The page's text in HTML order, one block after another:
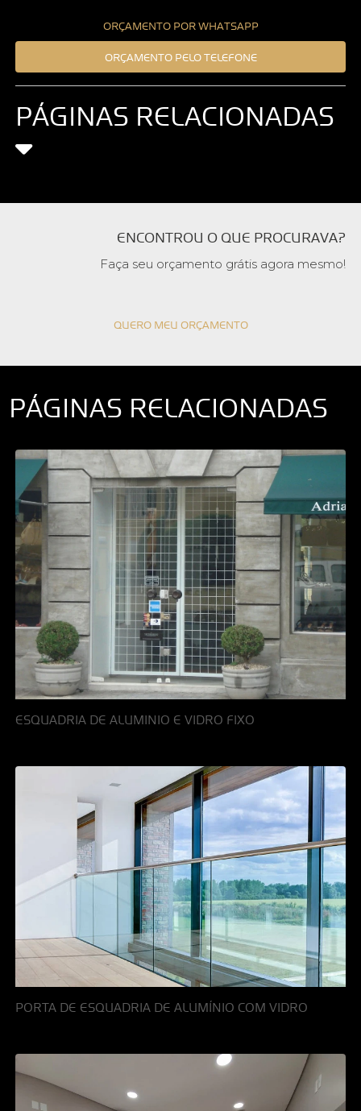
ORÇAMENTO POR WHATSAPP
ORÇAMENTO PELO TELEFONE
PÁGINAS RELACIONADAS
ENCONTROU O QUE PROCURAVA?
Faça seu orçamento grátis agora mesmo!
QUERO MEU ORÇAMENTO
PÁGINAS RELACIONADAS
ESQUADRIA DE ALUMINIO E VIDRO FIXO
PORTA DE ESQUADRIA DE ALUMÍNIO COM VIDRO